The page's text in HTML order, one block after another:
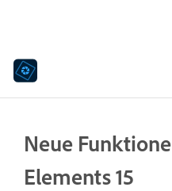
Neue
Elements 15